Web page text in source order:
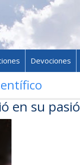
Devociones
en su